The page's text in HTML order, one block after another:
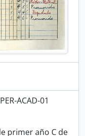
ACAD-01
primer año C de